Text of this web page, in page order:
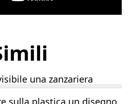
una zanzariera
sulla plastica un disegno